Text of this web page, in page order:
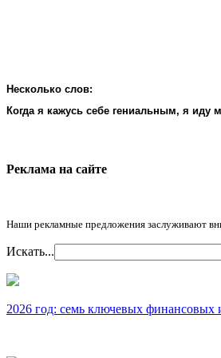
Несколько слов:
Когда я кажусь себе гениальным, я иду
Реклама на cайте
Наши рекламные предложения заслуживают
Искать...
2026 год: семь ключевых финансовых